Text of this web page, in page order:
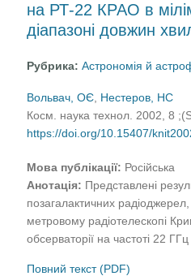
на РТ-22 КРАО в
діапазоні довжин
Рубрика:Астрономія й
Вольвач, ОЄ Нестеров, НС
Косм. наука технол. 2002, 8
https://doi.org/10.15407/
Мова публікації: Російська
Анотація: Представлені
позагалактичних
метровому радіотелескопі
обсерваторії на частоті 22
Повний текст (PDF)